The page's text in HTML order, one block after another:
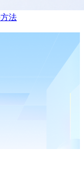
法